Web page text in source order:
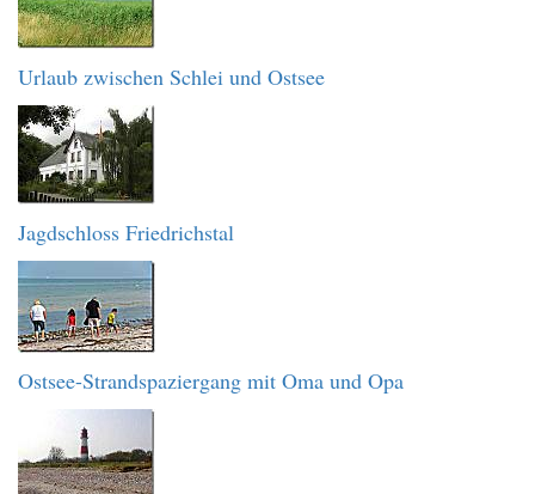
Urlaub zwischen Schlei und Ostsee
Jagdschloss Friedrichstal
Ostsee-Strandspaziergang mit Oma und Opa